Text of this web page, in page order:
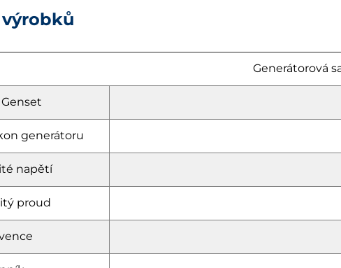
Generátorová
generátoru
napětí
proud